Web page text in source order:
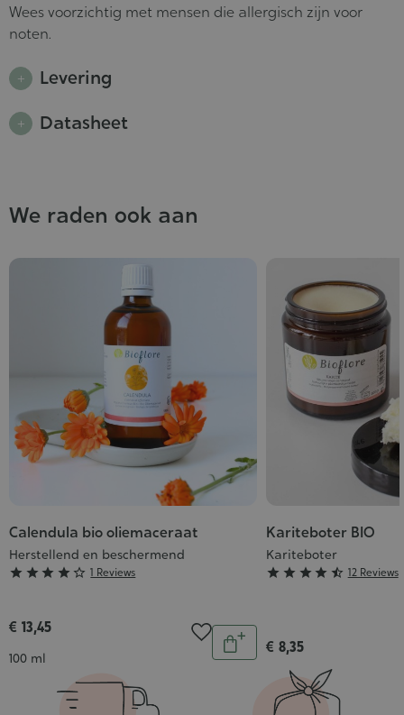
Wees voorzichtig met mensen die allergisch zijn voor
noten.
Levering
Datasheet
We raden ook aan
Calendula bio oliemaceraat
Herstellend en beschermend
Grade
4/5
     1 Reviews
€ 13,45
Inhoud
100 ml
Aantal
In
winkelwagen
Kariteboter BIO
Kariteboter
Grade
     12 Reviews
€ 8,35